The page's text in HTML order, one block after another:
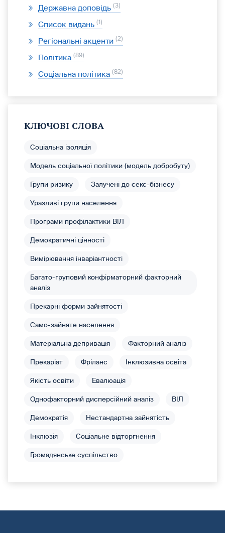
Державна доповідь 3
Список видань 1
Регіональні акценти 2
Політика 89
Соціальна політика 82
КЛЮЧОВІ СЛОВА
Соціальна ізоляція
Модель соціальної політики (модель добробуту)
Групи ризику Залучені до секс-бізнесу
Уразливі групи населення
Програми профілактики ВІЛ
Демократичні цінності
Вимірювання інваріантності
Багато-груповий конфірматорний факторний
аналіз
Прекарні форми зайнятості
Само-зайняте населення
Матеріальна депривація Факторний аналіз
Прекаріат Фріланс Інклюзивна освіта
Якість освіти Евалюація
Однофакторний дисперсійний аналіз ВІЛ
Демократія Нестандартна зайнятість
Інклюзія Соціальне відторгнення
Громадянське суспільство